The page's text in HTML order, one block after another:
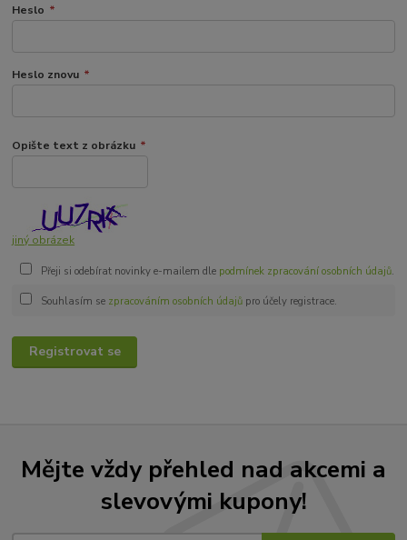
Heslo *
Heslo znovu *
Opište text z obrázku *
jiný obrázek
Přeji si odebírat novinky e-mailem dle podmínek zpracování osobních údajů.
Souhlasím se zpracováním osobních údajůpro účely registrace.
Registrovat se
Mějte vždy přehled nad akcemi a
slevovými kupony!